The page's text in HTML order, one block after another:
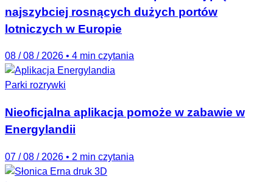
najszybciej rosnących dużych portów
lotniczych w Europie
08 / 08 / 2026 • 4 min czytania
Parki rozrywki
Nieoficjalna aplikacja pomoże w zabawie w
Energylandii
07 / 08 / 2026 • 2 min czytania